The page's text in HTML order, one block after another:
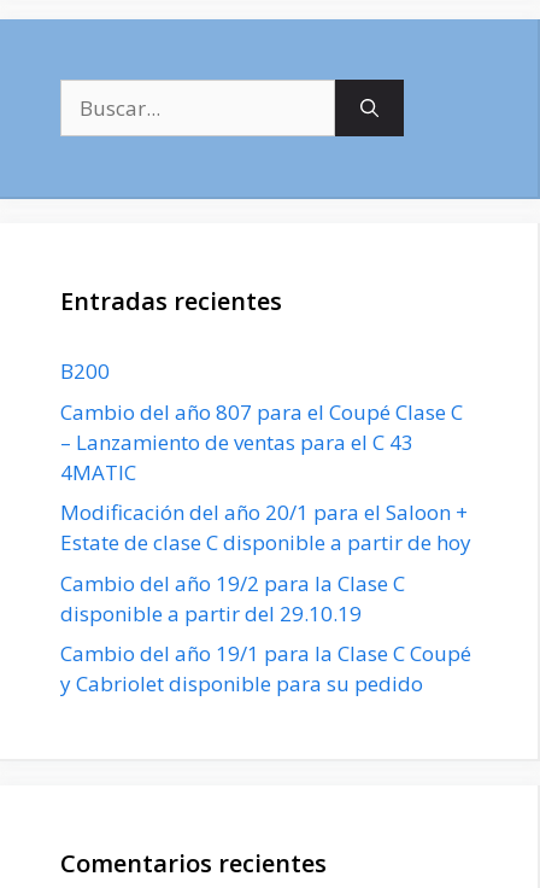
Entradas recientes
B200
Cambio del año 807 para el Coupé Clase C
– Lanzamiento de ventas para el C 43
4MATIC
Modificación del año 20/1 para el Saloon +
Estate de clase C disponible a partir de hoy
Cambio del año 19/2 para la Clase C
disponible a partir del 29.10.19
Cambio del año 19/1 para la Clase C Coupé
y Cabriolet disponible para su pedido
Comentarios recientes